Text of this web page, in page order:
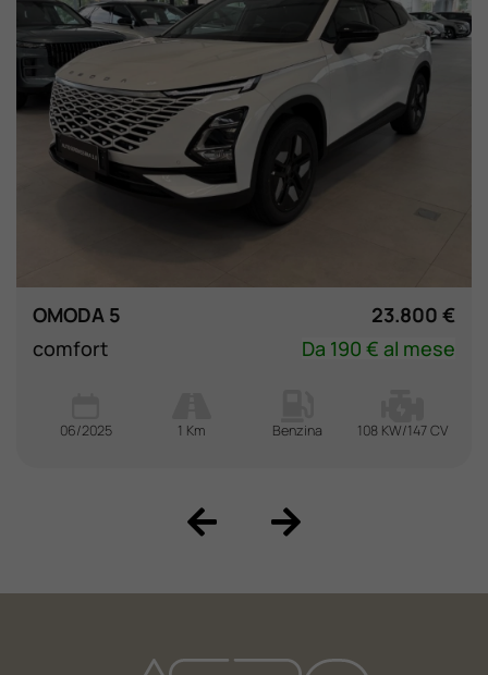
OMODA 5
23.800 €
comfort
Da 190 € al mese
06/2025 1 Km Benzina 108 KW/147 CV